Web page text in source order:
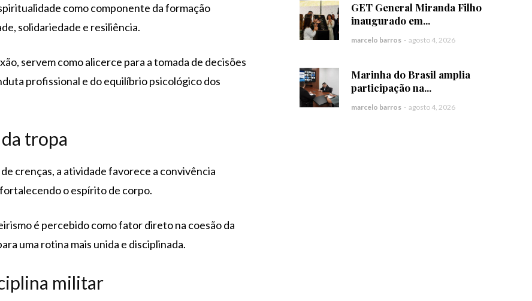
como componente da formação
solidariedade e resiliência.
servem como alicerce para a tomada de decisões
profissional e do equilíbrio psicológico dos
tropa
crenças, a atividade favorece a convivência
o espírito de corpo.
é percebido como fator direto na coesão da
uma rotina mais unida e disciplinada.
militar
GET General Miranda Filho
inaugurado em...
marcelo barros - agosto 4, 2026
Marinha do Brasil amplia
participação na...
marcelo barros - agosto 4, 2026